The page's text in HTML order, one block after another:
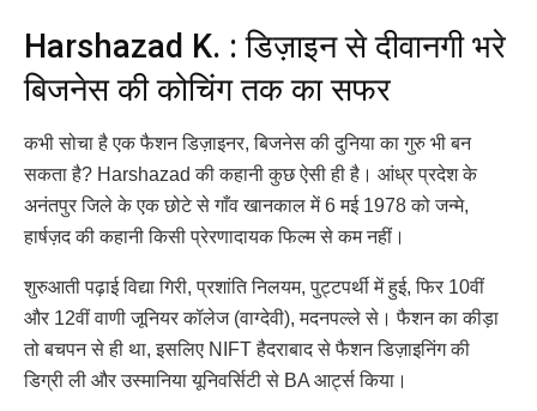
Harshazad K. : डिज़ाइन से दीवानगी भरे
बिजनेस की कोचिंग तक का सफर
कभी सोचा है एक फैशन डिज़ाइनर, बिजनेस की दुनिया का गुरु भी बन
सकता है? Harshazad की कहानी कुछ ऐसी ही है। आंध्र प्रदेश के
अनंतपुर जिले के एक छोटे से गाँव खानकाल में 6 मई 1978 को जन्मे,
हार्षज़द की कहानी किसी प्रेरणादायक फिल्म से कम नहीं।
शुरुआती पढ़ाई विद्या गिरी, प्रशांति निलयम, पुट्टपर्थी में हुई, फिर 10वीं
और 12वीं वाणी जूनियर कॉलेज (वाग्देवी), मदनपल्ले से। फैशन का कीड़ा
तो बचपन से ही था, इसलिए NIFT हैदराबाद से फैशन डिज़ाइनिंग की
डिग्री ली और उस्मानिया यूनिवर्सिटी से BA आर्ट्स किया।